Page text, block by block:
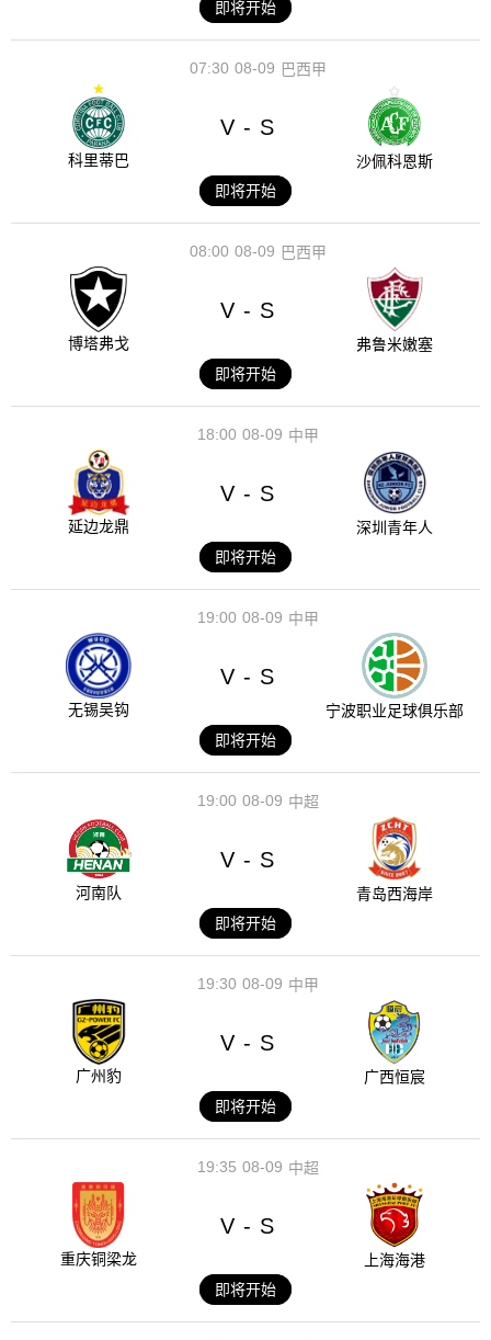
即将开始
08-09
07:30 巴西甲
科里蒂巴
V - S
沙佩科恩斯
即将开始
08-09
08:00 巴西甲
博塔弗戈
V - S
弗鲁米嫩塞
即将开始
08-09
18:00 中甲
延边龙鼎
V - S
深圳青年人
即将开始
08-09
19:00 中甲
无锡吴钩
V - S
宁波职业足球俱乐部
即将开始
08-09
19:00 中超
河南队
V - S
青岛西海岸
即将开始
08-09
19:30 中甲
广州豹
V - S
广西恒宸
即将开始
08-09
19:35 中超
重庆铜梁龙
V - S
上海海港
即将开始